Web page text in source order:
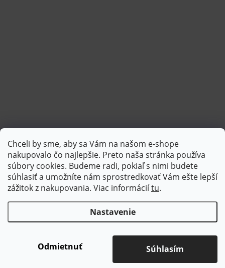
Chceli by sme, aby sa Vám na našom e-shope
nakupovalo čo najlepšie. Preto naša stránka používa
súbory cookies. Budeme radi, pokiaľ s nimi budete
súhlasiť a umožníte nám sprostredkovať Vám ešte lepší
zážitok z nakupovania. Viac informáciítu.
Nastavenie
Odmietnuť Súhlasím
Sledovať na Instagrame
Copyright 2026Brotex | Kvalitný bytový textil. Všetky práva
Upraviť nastavenie cookies